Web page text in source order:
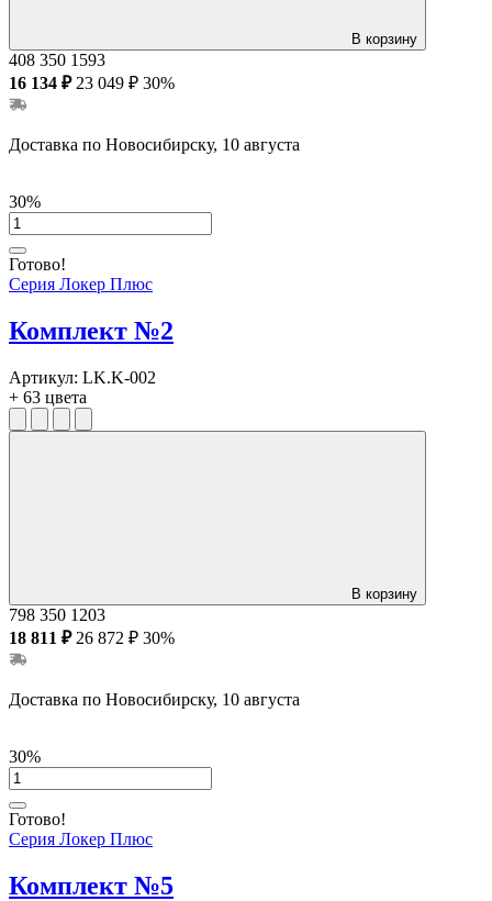
В корзину
408 350 1593
16 134 ₽ 23 049 ₽ 30%
Доставка по Новосибирску, 10 августа
30%
Готово!
Серия Локер Плюс
Комплект №2
Артикул: LK.K-002
+ 63 цвета
В корзину
798 350 1203
18 811 ₽ 26 872 ₽ 30%
Доставка по Новосибирску, 10 августа
30%
Готово!
Серия Локер Плюс
Комплект №5